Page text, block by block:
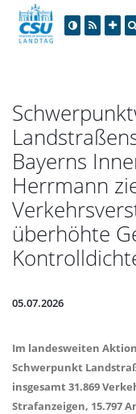
Bayerns
Herrmann
überhöhte
05.07.2026
Im landesweiten
Schwerpunkt
insgesamt 31.869
Strafanzeigen, 15.797